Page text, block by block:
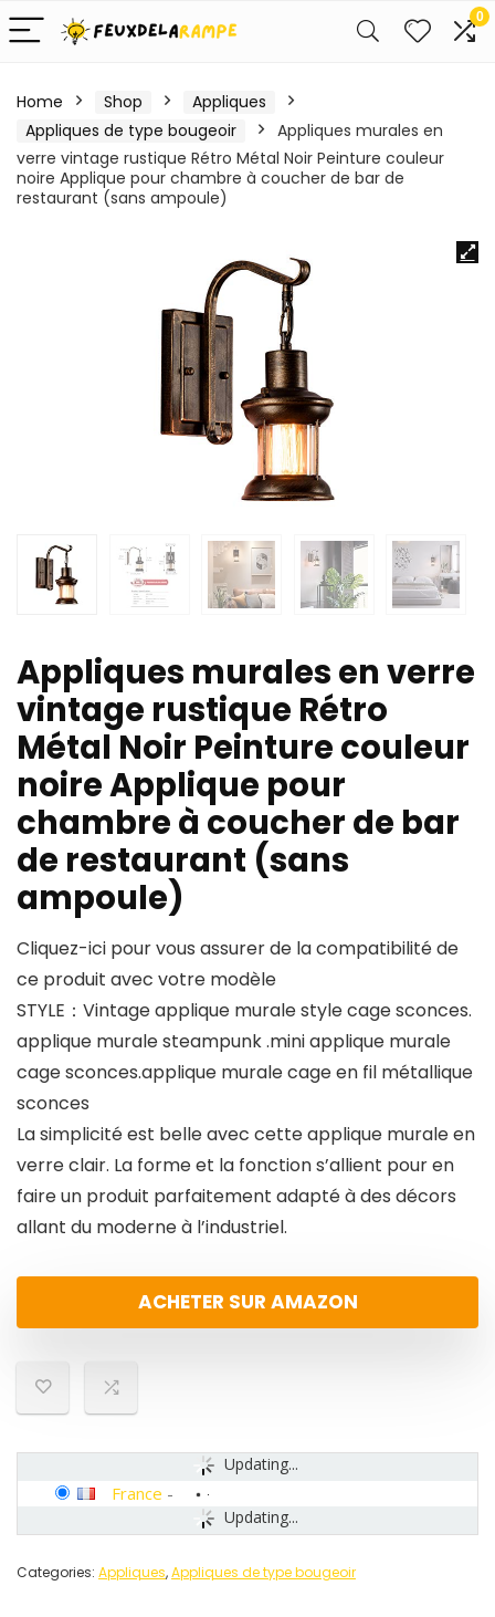
0
Home Shop
Appliques
Appliques de type bougeoir
Appliques murales en
verre vintage rustique Rétro Métal Noir Peinture couleur
noire Applique pour chambre à coucher de bar de
restaurant (sans ampoule)
Appliques murales en verre
vintage rustique Rétro
Métal Noir Peinture couleur
noire Applique pour
chambre à coucher de bar
de restaurant (sans
ampoule)
Cliquez-ici pour vous assurer de la compatibilité de
ce produit avec votre modèle
STYLE：Vintage applique murale style cage sconces.
applique murale steampunk .mini applique murale
cage sconces.applique murale cage en fil métallique
sconces
La simplicité est belle avec cette applique murale en
verre clair. La forme et la fonction s’allient pour en
faire un produit parfaitement adapté à des décors
allant du moderne à l’industriel.
ACHETER SUR AMAZON
Updating...
Updating...
France -
Categories: Appliques,Appliques de type bougeoir